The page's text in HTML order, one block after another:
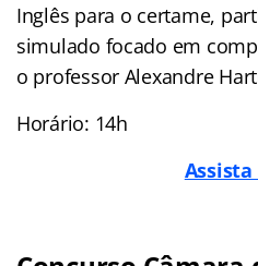
Inglês para o certame,
simulado focado em
o professor Alexandre
Horário: 14h